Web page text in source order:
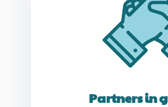
Partners in